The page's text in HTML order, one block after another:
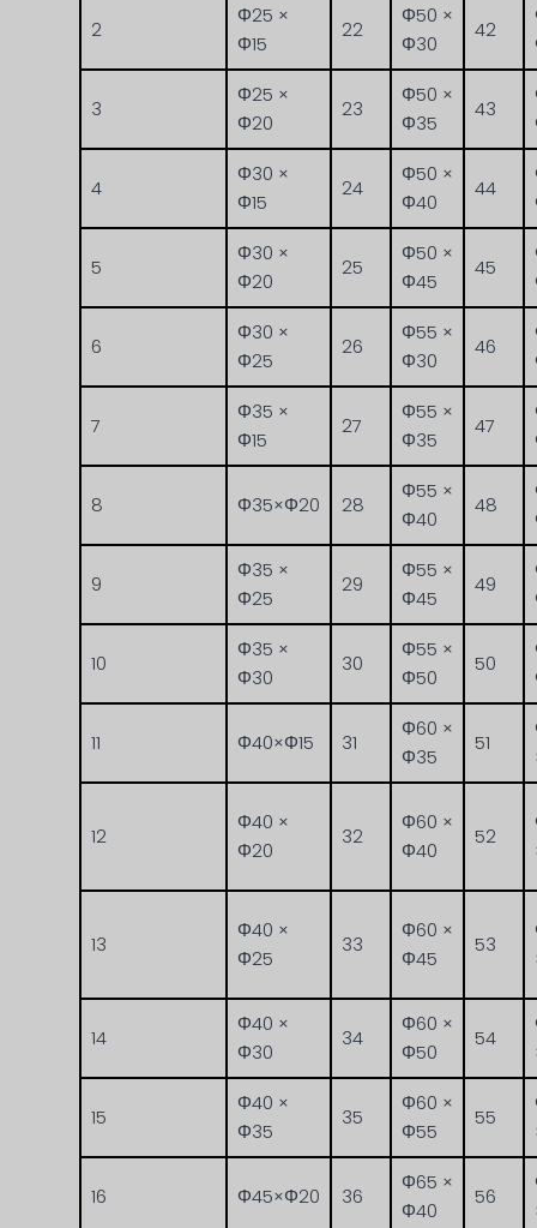
2
Φ25 ×
Φ15
22
Φ50 ×
Φ30
42
3
Φ25 ×
Φ20
23
Φ50 ×
Φ35
43
4
Φ30 ×
Φ15
24
Φ50 ×
Φ40
44
5
Φ30 ×
Φ20
25
Φ50 ×
Φ45
45
6
Φ30 ×
Φ25
26
Φ55 ×
Φ30
46
7
Φ35 ×
Φ15
27
Φ55 ×
Φ35
47
8 Φ35×Φ20 28
Φ55 ×
Φ40
48
9
Φ35 ×
Φ25
29
Φ55 ×
Φ45
49
10
Φ35 ×
Φ30
30
Φ55 ×
Φ50
50
11 Φ40×Φ15 31
Φ60 ×
Φ35
51
12
Φ40 ×
Φ20
32
Φ60 ×
Φ40
52
13
Φ40 ×
Φ25
33
Φ60 ×
Φ45
53
14
Φ40 ×
Φ30
34
Φ60 ×
Φ50
54
15
Φ40 ×
Φ35
35
Φ60 ×
Φ55
55
16 Φ45×Φ20 36
Φ65 ×
Φ40
56